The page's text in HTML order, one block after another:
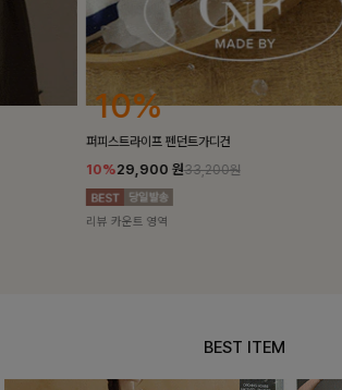
25%
밴스트라이프 스트링원피스
25%35,100 원46,800원
리뷰 카운트 영역
BEST ITEM